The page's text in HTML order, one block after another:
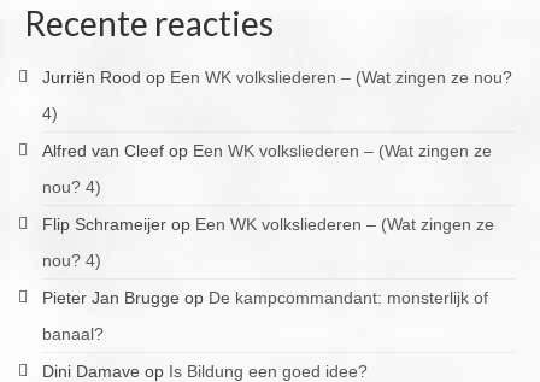
Recente reacties
Jurriën Rood op Een WK volksliederen – (Wat zingen ze nou?
4)
Alfred van Cleef op Een WK volksliederen – (Wat zingen ze
nou? 4)
Flip Schrameijer op Een WK volksliederen – (Wat zingen ze
nou? 4)
Pieter Jan Brugge op De kampcommandant: monsterlijk of
banaal?
Dini Damave op Is Bildung een goed idee?